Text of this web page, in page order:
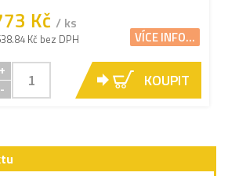
Kč / ks
Kč bez DPH VÍCE INFO...
+
-
KOUPIT